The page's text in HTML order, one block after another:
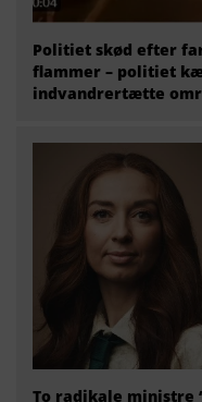
Politiet skød efter
flammer – politiet
indvandrertætte
To radikale ministre